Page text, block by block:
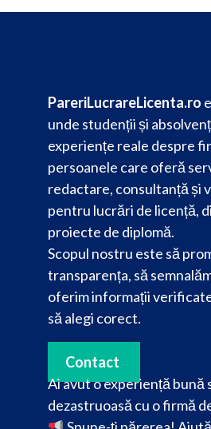
PareriLucrareLicenta.ro
unde studenții și
experiențe reale despre
persoanele care oferă
redactare, consultanță și
pentru lucrări de licență,
proiecte de diplomă.
Scopul nostru este să
transparența, să
oferim informații
să alegi corect.
Contact
Ai avut o experiență bună
dezastruoasă cu o firmă